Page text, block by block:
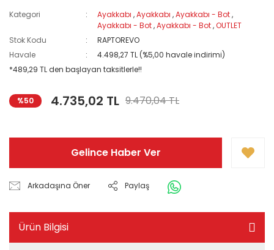
Kategori Ayakkabı ,Ayakkabı ,Ayakkabı - Bot,
Ayakkabı - Bot,Ayakkabı - Bot,OUTLET
Stok Kodu
RAPTOREVO
Havale
4.498,27 TL (%5,00 havale indirimi)
*489,29 TL den başlayan taksitlerle!!
%50 4.735,02 TL 9.470,04 TL
Gelince Haber Ver
Arkadaşına Öner Paylaş
Ürün Bilgisi